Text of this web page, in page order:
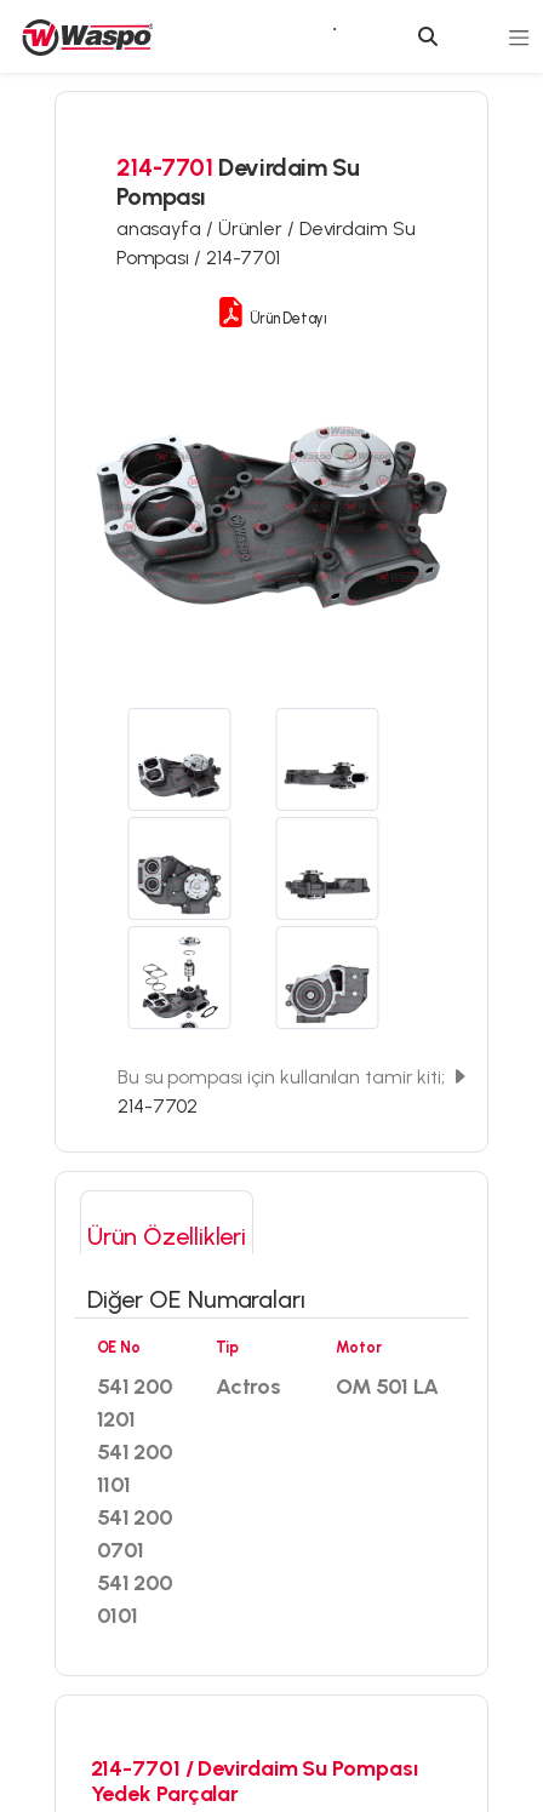
214-7701 Devirdaim Su
Pompası
anasayfa / Ürünler / Devirdaim Su
Pompası / 214-7701
Ürün Detayı
Bu su pompası için kullanılan tamir kiti;
214-7702
Ürün Özellikleri
Diğer OE Numaraları
OE No
541 200
1201
541 200
1101
541 200
0701
541 200
0101
Tip
Actros
Motor
OM 501 LA
214-7701 / Devirdaim Su Pompası
Yedek Parçalar